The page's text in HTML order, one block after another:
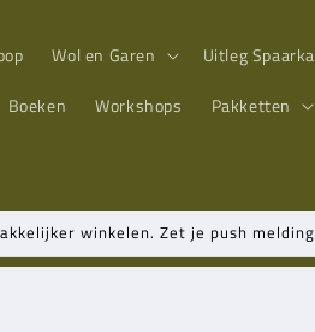
Wol en Garen
Uitleg
Boeken Workshops
Pakketten
winkelen. Zet je push